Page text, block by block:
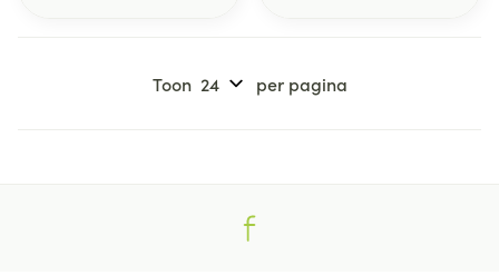
Toon per pagina